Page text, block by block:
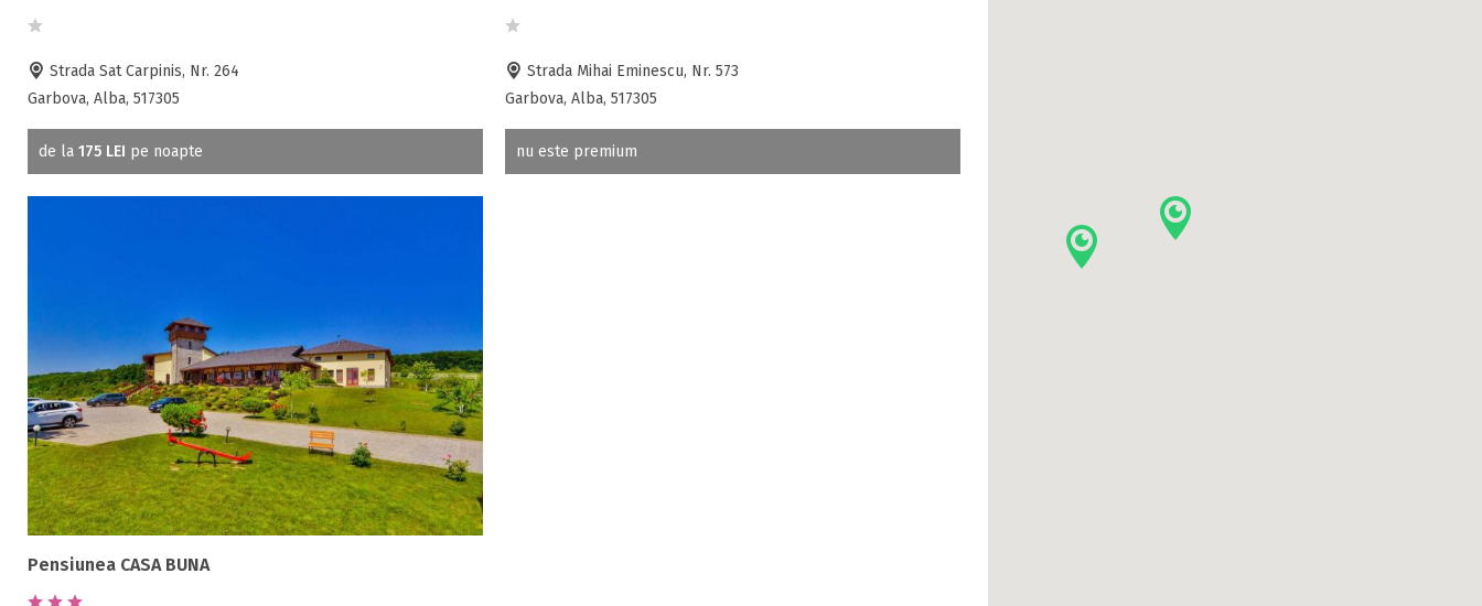
Strada Sat Carpinis, Nr. 264
Garbova, Alba, 517305
de la 175 LEI pe noapte
Strada Mihai Eminescu, Nr. 573
Garbova, Alba, 517305
nu este premium
Pensiunea CASA BUNA